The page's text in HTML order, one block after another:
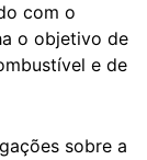
com o
o objetivo de
e de
sobre a